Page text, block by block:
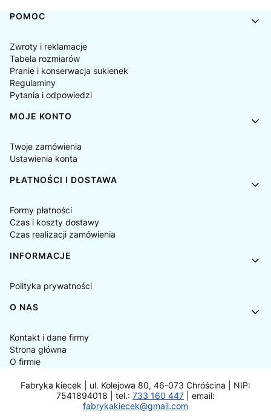
Linki w stopce
POMOC
Zwroty i reklamacje
Tabela rozmiarów
Pranie i konserwacja sukienek
Regulaminy
Pytania i odpowiedzi
MOJE KONTO
Twoje zamówienia
Ustawienia konta
PŁATNOŚCI I DOSTAWA
Formy płatności
Czas i koszty dostawy
Czas realizacji zamówienia
INFORMACJE
Polityka prywatności
O NAS
Kontakt i dane firmy
Strona główna
O firmie
Fabryka kiecek | ul. Kolejowa 80, 46-073 Chróścina | NIP:
7541894018 | tel.: 733 160 447 | email:
fabrykakiecek@gmail.com